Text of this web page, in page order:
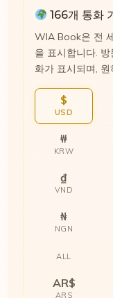
166개 통화
WIA Book은 전
을 표시합니다.
화가 표시되며,
$
USD
₩
KRW
₫
VND
₦
NGN
ALL
AR$
ARS